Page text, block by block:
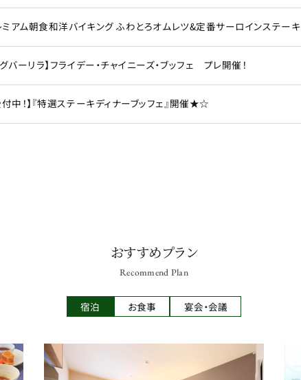
ミアム朝食和洋バイキング ふわとろオムレツ&定番サーロインステーキ
バーリラ】フライデー・チャイニーズ・ブッフェ プレ開催！
中！】『特選ステーキディナーブッフェ』開催★☆
おすすめプラン
Recommend Plan
宿泊 お食事 宴会・会議